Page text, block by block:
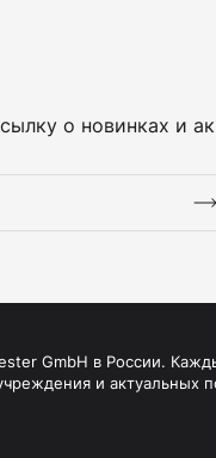
о новинках и
GmbH в России.
и актуальных